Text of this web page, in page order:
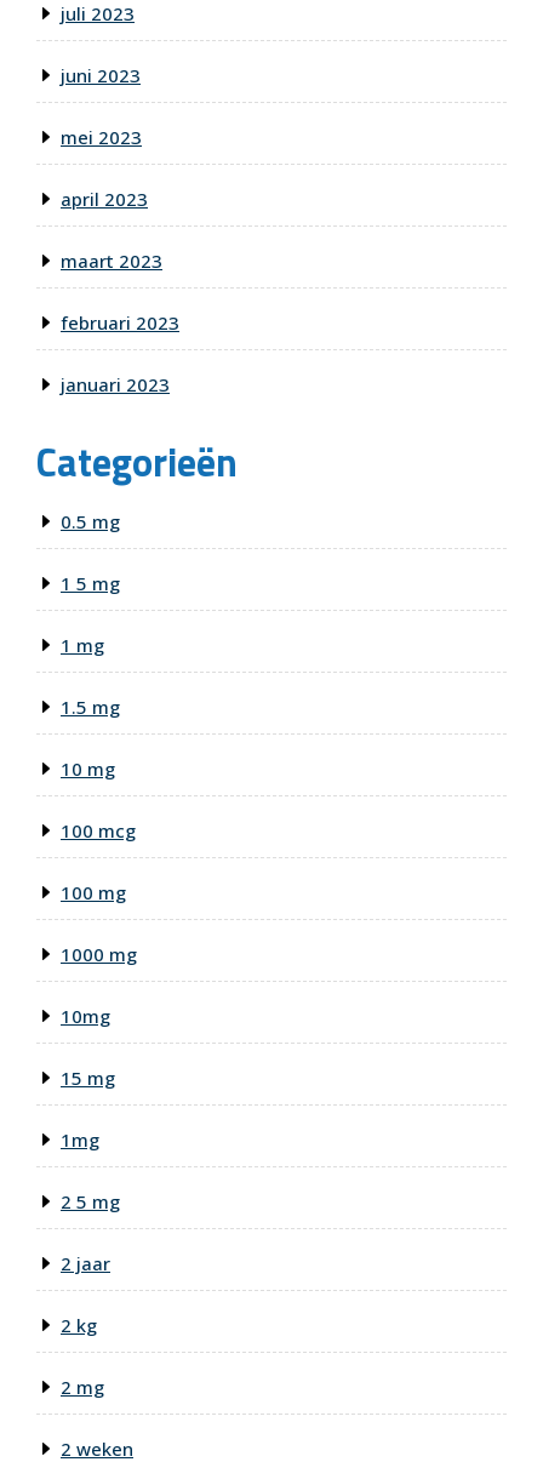
juli 2023
juni 2023
mei 2023
april 2023
maart 2023
februari 2023
januari 2023
Categorieën
0.5 mg
1 5 mg
1 mg
1.5 mg
10 mg
100 mcg
100 mg
1000 mg
10mg
15 mg
1mg
2 5 mg
2 jaar
2 kg
2 mg
2 weken